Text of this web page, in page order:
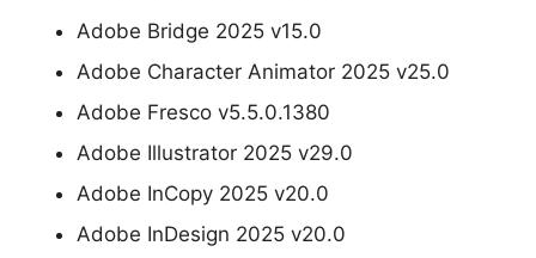
Adobe Bridge 2025 v15.0
Adobe Character Animator 2025 v25.0
Adobe Fresco v5.5.0.1380
Adobe Illustrator 2025 v29.0
Adobe InCopy 2025 v20.0
Adobe InDesign 2025 v20.0